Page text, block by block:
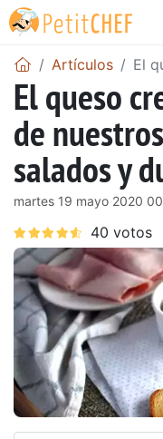
Artículos El
El queso
de
salados y
martes 19 mayo 2020